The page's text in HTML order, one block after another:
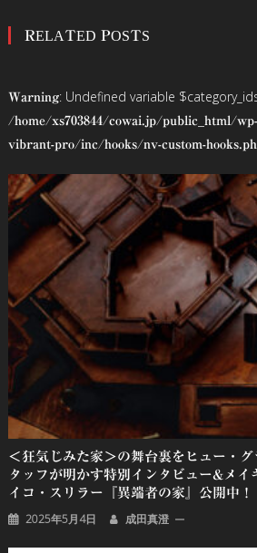
ナ
ゲ
ー
シ
ョ
ン
RELATED POSTS
Warning: Undefined variable
/home/xs703844/cowai.jp/public_html/
vibrant-pro/inc/hooks/nv-custom-
＜狂気じみた家＞の舞台裏をヒュー・
タッフが明かす特別インタビュー&メイ
イコ・スリラー『異端者の家』公開中！
2025年5月4日 成田真澄